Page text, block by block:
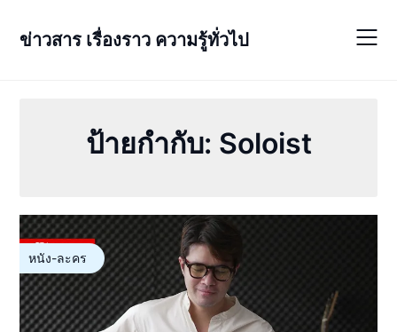
ข่าวสาร เรื่องราว ความรู้ทั่วไป
ป้ายกำกับ: Soloist
หนัง-ละคร